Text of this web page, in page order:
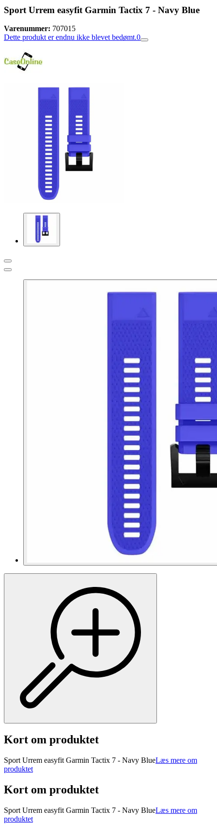
Sport Urrem easyfit Garmin Tactix 7 - Navy Blue
Varenummer: 707015
Dette produkt er endnu ikke blevet bedømt.0
Kort om produktet
Sport Urrem easyfit Garmin Tactix 7 - Navy BlueLæs mere om
produktet
Kort om produktet
Sport Urrem easyfit Garmin Tactix 7 - Navy BlueLæs mere om
produktet